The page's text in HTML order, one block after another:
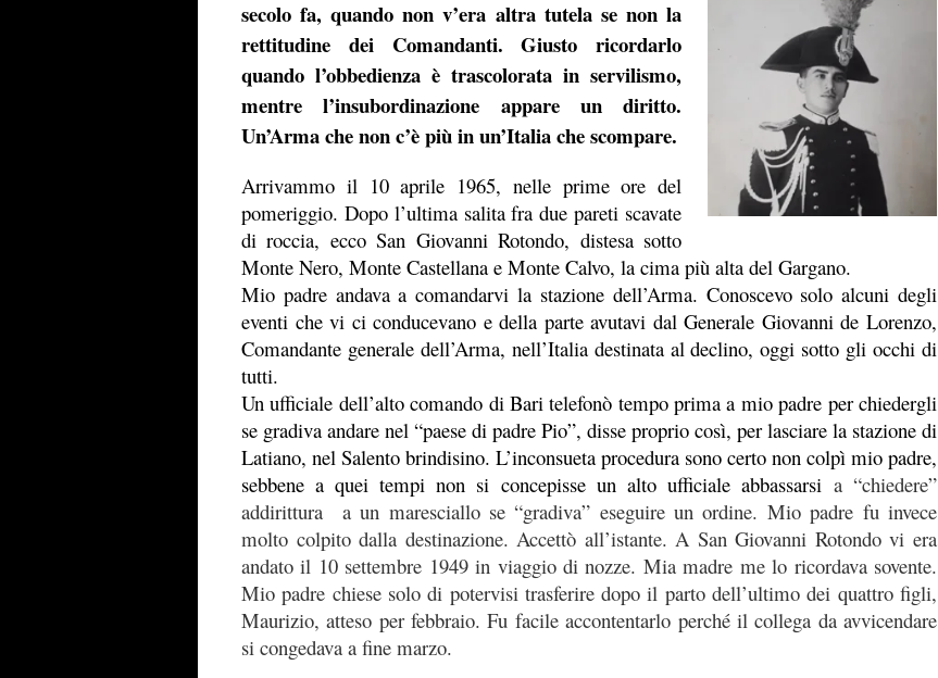
secolo fa, quando non v’era altra tutela se non la
rettitudine dei Comandanti. Giusto ricordarlo
quando l’obbedienza è trascolorata in servilismo,
mentre l’insubordinazione appare un diritto.
Un’Arma che non c’è più in un’Italia che scompare.
Arrivammo il 10 aprile 1965, nelle prime ore del
pomeriggio. Dopo l’ultima salita fra due pareti scavate
di roccia, ecco San Giovanni Rotondo, distesa sotto
Monte Nero, Monte Castellana e Monte Calvo, la cima più alta del Gargano.
Mio padre andava a comandarvi la stazione dell’Arma. Conoscevo solo alcuni degli
eventi che vi ci conducevano e della parte avutavi dal Generale Giovanni de Lorenzo,
Comandante generale dell’Arma, nell’Italia destinata al declino, oggi sotto gli occhi di
tutti.
Un ufficiale dell’alto comando di Bari telefonò tempo prima a mio padre per chiedergli
se gradiva andare nel “paese di padre Pio”, disse proprio così, per lasciare la stazione di
Latiano, nel Salento brindisino. L’inconsueta procedura sono certo non colpì mio padre,
sebbenea quei tempi non si concepisse un alto ufficiale abbassarsi a “chiedere”
addirittura a un maresciallo se “gradiva” eseguire un ordine. Mio padre fu invece
molto colpito dalla destinazione. Accettò all’istante. A San Giovanni Rotondo vi era
andato il 10 settembre 1949 in viaggio di nozze. Mia madre me lo ricordava sovente.
Mio padre chiese solo di potervisi trasferire dopo il parto dell’ultimo dei quattro figli,
Maurizio, atteso per febbraio. Fu facile accontentarlo perché il collega da avvicendare
si congedava a fine marzo.